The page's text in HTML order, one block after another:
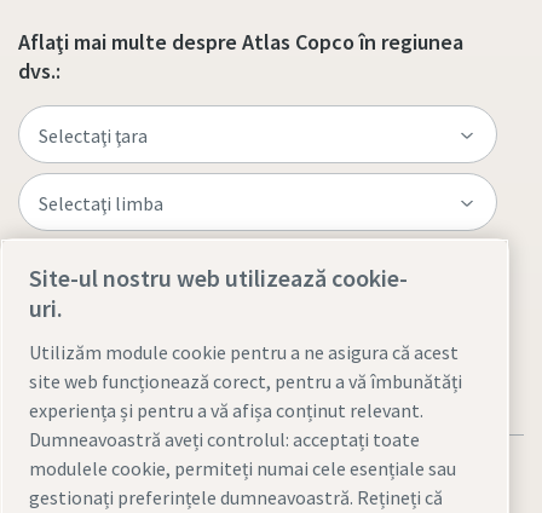
Aflaţi mai multe despre Atlas Copco în regiunea
dvs.:
Vizitaţi site-ul
Site-ul nostru web utilizează cookie-
uri.
Utilizăm module cookie pentru a ne asigura că acest
site web funcționează corect, pentru a vă îmbunătăți
experiența și pentru a vă afișa conținut relevant.
Dumneavoastră aveți controlul: acceptați toate
modulele cookie, permiteți numai cele esențiale sau
gestionați preferințele dumneavoastră. Rețineți că